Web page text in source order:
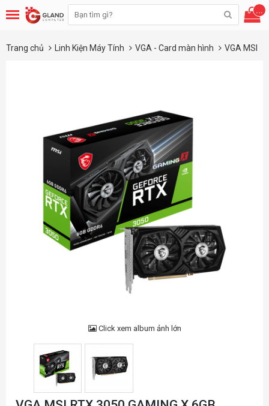
...
Trang chủ Linh Kiện Máy Tính VGA - Card màn hình VGA MSI
Click xem album ảnh lớn